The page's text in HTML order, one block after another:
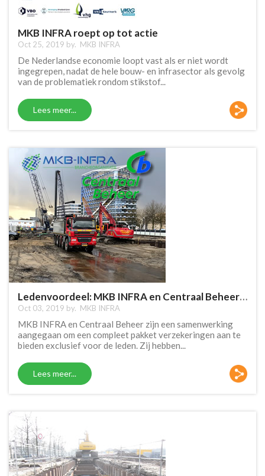
MKB INFRA roept op tot actie
Oct 25, 2019 by. MKB INFRA
De Nederlandse economie loopt vast als er niet wordt
ingegrepen, nadat de hele bouw- en infrasector als gevolg
van de problematiek rondom stikstof...
Lees meer...
Ledenvoordeel: MKB INFRA en Centraal Beheer slaan handen ineen
Oct 03, 2019 by. MKB INFRA
MKB INFRA en Centraal Beheer zijn een samenwerking
aangegaan om een compleet pakket verzekeringen aan te
bieden exclusief voor de leden. Zij hebben...
Lees meer...